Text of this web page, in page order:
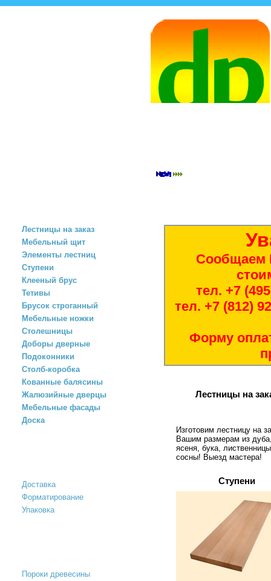
Лестницы на заказ
Мебельный щит
Элементы лестниц
Ступени
Клееный брус
Тетивы
Брусок строганный
Мебельные ножки
Столешницы
Доборы дверные
Подоконники
Столб-коробка
Кованные балясины
Жалюзийные дверцы
Мебельные фасады
Доска
Доставка
Форматирование
Упаковка
Пороки древесины
Сообщаем
тел. +7
тел. +7 (812)
Форму
Лестницы на
Изготовим лестницу на
Вашим размерам из
ясеня, бука,
сосны! Выезд мастера!
Ступени